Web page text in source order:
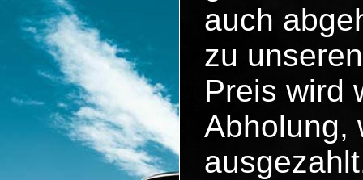
auch
zu
Preis wird
Abholung,